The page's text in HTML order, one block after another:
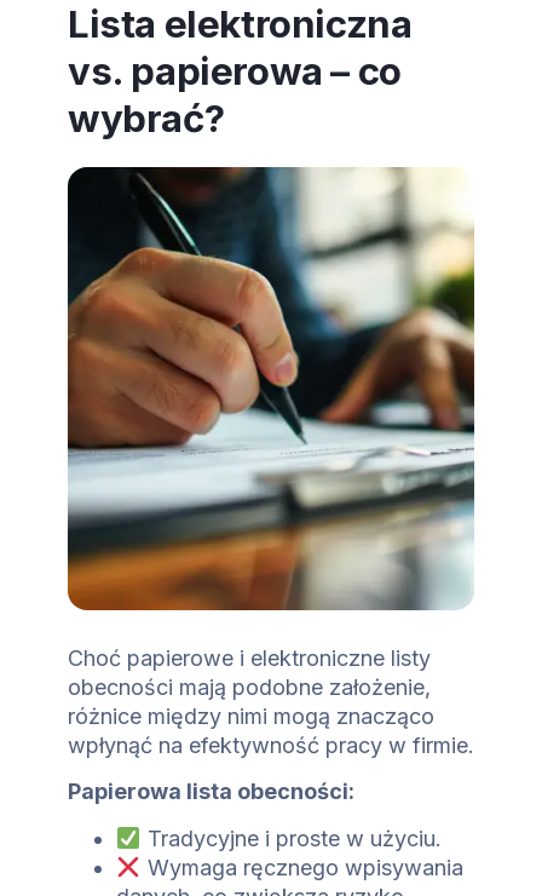
Lista elektroniczna
vs. papierowa – co
wybrać?
Choć papierowe i elektroniczne listy
obecności mają podobne założenie,
różnice między nimi mogą znacząco
wpłynąć na efektywność pracy w firmie.
Papierowa lista obecności:
Tradycyjne i proste w użyciu.
Wymaga ręcznego wpisywania